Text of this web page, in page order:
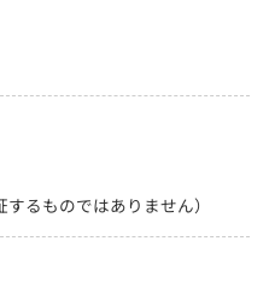
るものではありません）